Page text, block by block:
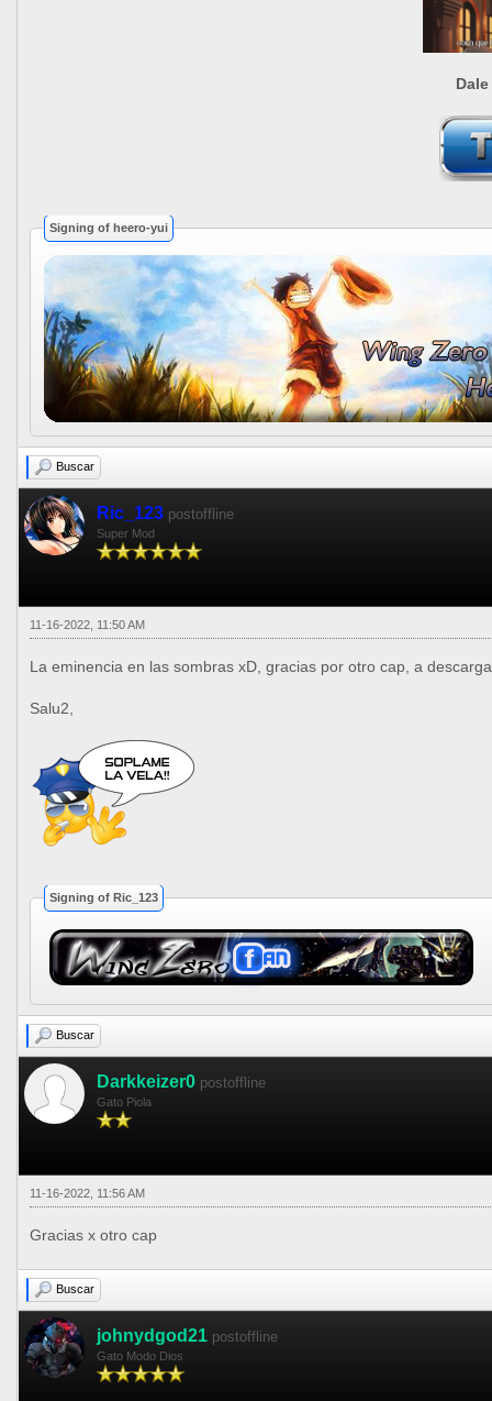
Signing of heero-yui
Buscar
Ric_123 postoffline
Super Mod
11-16-2022, 11:50 AM
La eminencia en las sombras xD, gracias por otro cap, a
Salu2,
Signing of Ric_123
Buscar
Darkkeizer0 postoffline
Gato Piola
11-16-2022, 11:56 AM
Gracias x otro cap
Buscar
johnydgod21 postoffline
Gato Modo Dios